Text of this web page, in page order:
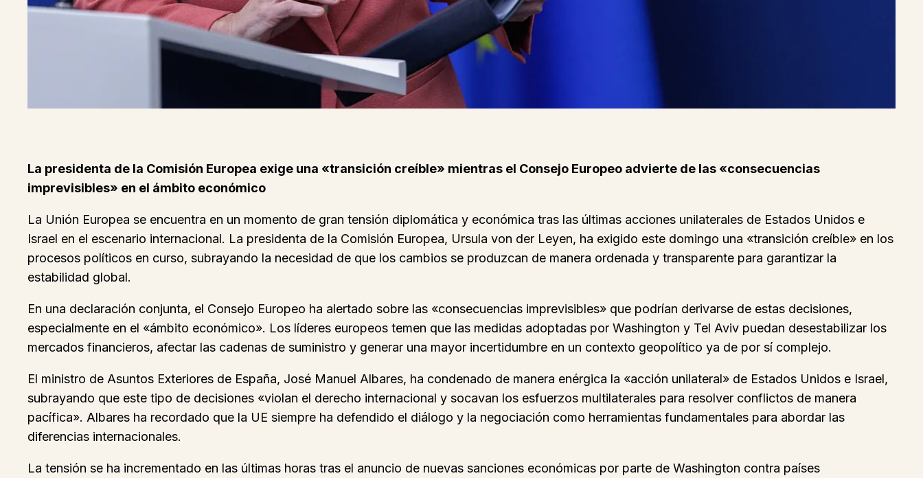
La presidenta de la Comisión Europea exige una «transición creíble» mientras el Consejo Europeo advierte de las «consecuencias
imprevisibles» en el ámbito económico
La Unión Europea se encuentra en un momento de gran tensión diplomática y económica tras las últimas acciones unilaterales de Estados Unidos e
Israel en el escenario internacional. La presidenta de la Comisión Europea, Ursula von der Leyen, ha exigido este domingo una «transición creíble» en los
procesos políticos en curso, subrayando la necesidad de que los cambios se produzcan de manera ordenada y transparente para garantizar la
estabilidad global.
En una declaración conjunta, el Consejo Europeo ha alertado sobre las «consecuencias imprevisibles» que podrían derivarse de estas decisiones,
especialmente en el «ámbito económico». Los líderes europeos temen que las medidas adoptadas por Washington y Tel Aviv puedan desestabilizar los
mercados financieros, afectar las cadenas de suministro y generar una mayor incertidumbre en un contexto geopolítico ya de por sí complejo.
El ministro de Asuntos Exteriores de España, José Manuel Albares, ha condenado de manera enérgica la «acción unilateral» de Estados Unidos e Israel,
subrayando que este tipo de decisiones «violan el derecho internacional y socavan los esfuerzos multilaterales para resolver conflictos de manera
pacífica». Albares ha recordado que la UE siempre ha defendido el diálogo y la negociación como herramientas fundamentales para abordar las
diferencias internacionales.
La tensión se ha incrementado en las últimas horas tras el anuncio de nuevas sanciones económicas por parte de Washington contra países